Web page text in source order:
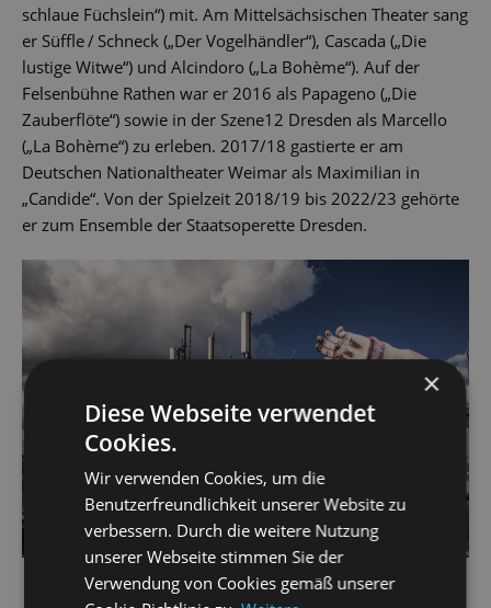
schlaue Füchslein“) mit. Am Mittelsächsischen Theater sang
er Süffle / Schneck („Der Vogelhändler“), Cascada („Die
lustige Witwe“) und Alcindoro („La Bohème“). Auf der
Felsenbühne Rathen war er 2016 als Papageno („Die
Zauberflöte“) sowie in der Szene12 Dresden als Marcello
(„La Bohème“) zu erleben. 2017/18 gastierte er am
Deutschen Nationaltheater Weimar als Maximilian in
„Candide“. Von der Spielzeit 2018/19 bis 2022/23 gehörte
er zum Ensemble der Staatsoperette Dresden.
×
Diese Webseite verwendet
Cookies.
Wir verwenden Cookies, um die
Benutzerfreundlichkeit unserer Website zu
verbessern. Durch die weitere Nutzung
unserer Webseite stimmen Sie der
Verwendung von Cookies gemäß unserer